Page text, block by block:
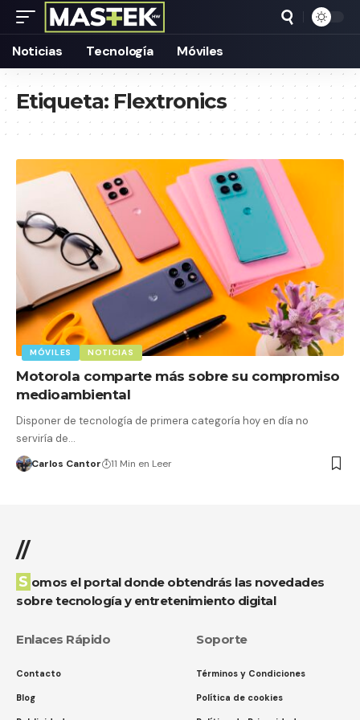
Noticias Tecnología Móviles
Etiqueta:Flextronics
MÓVILES NOTICIAS
Motorola comparte más sobre su compromiso
medioambiental
Disponer de tecnología de primera categoría hoy en día no
serviría de…
Carlos Cantor 11 Min en Leer
//
Somos el portal donde obtendrás las novedades
sobre tecnología y entretenimiento digital
Enlaces Rápido
Contacto
Blog
Soporte
Términos y Condiciones
Política de cookies